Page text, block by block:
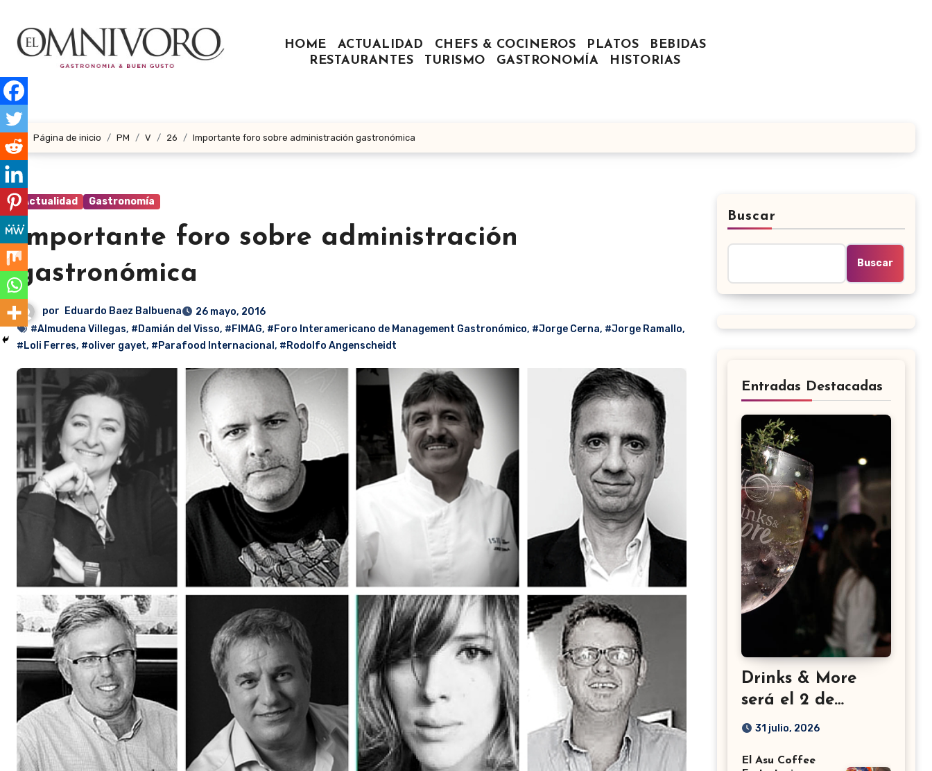
contenido
HOME ACTUALIDAD CHEFS & COCINEROS PLATOS
BEBIDAS
RESTAURANTES
TURISMO GASTRONOMÍA HISTORIAS
Página de inicio PM V 26 Importante foro sobre administración gastronómica
Actualidad Gastronomía
Importante foro sobre administración
gastronómica
por Eduardo Baez Balbuena
26 mayo, 2016
#Almudena Villegas, #Damián del Visso, #FIMAG, #Foro Interamericano de Management Gastronómico, #Jorge Cerna, #Jorge Ramallo,
#Loli Ferres, #oliver gayet, #Parafood Internacional , #Rodolfo Angenscheidt
Buscar
Buscar
Entradas Destacadas
Drinks & More
será el 2 de
setiembre en el
31 julio, 2026
El Asu Coffee